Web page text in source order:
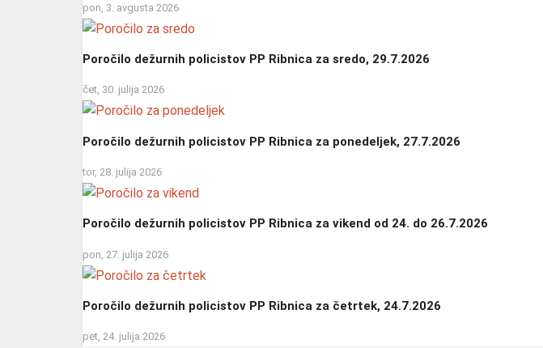
pon, 3. avgusta 2026
Poročilo dežurnih policistov PP Ribnica za sredo, 29.7.2026
čet, 30. julija 2026
Poročilo dežurnih policistov PP Ribnica za ponedeljek, 27.7.2026
tor, 28. julija 2026
Poročilo dežurnih policistov PP Ribnica za vikend od 24. do 26.7.2026
pon, 27. julija 2026
Poročilo dežurnih policistov PP Ribnica za četrtek, 24.7.2026
pet, 24. julija 2026